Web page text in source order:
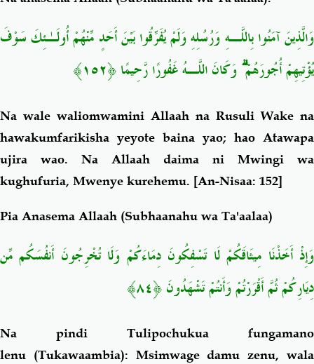
وَالَّذِينَ آمَنُوا بِاللَّـهِ وَرُسُلِهِ وَلَمْ يُفَرِّقُوا بَيْنَ أَحَدٍ مِّنْهُمْ أُولَـٰئِكَ سَوْفَ
يُؤْتِيهِمْ أُجُورَهُمْۗوَكَانَ اللَّـهُ غَفُورًا رَّحِيمًا﴿١٥٢﴾
Na wale waliomwamini Allaah na Rusuli Wake na
hawakumfarikisha yeyote baina yao; hao Atawapa
ujira wao. Na Allaah daima ni Mwingi wa
kughufuria, Mwenye kurehemu. [An-Nisaa: 152]
Pia Anasema Allaah (Subhaanahu wa Ta'aalaa)
وَإِذْ أَخَذْنَا مِيثَاقَكُمْ لَا تَسْفِكُونَ دِمَاءَكُمْ وَلَا تُخْرِجُونَ أَنفُسَكُم مِّن
دِيَارِكُمْ ثُمَّ أَقْرَرْتُمْ وَأَنتُمْ تَشْهَدُونَ ﴿٨٤﴾
Na pindi Tulipochukua fungamano
lenu (Tukawaambia): Msimwage damu zenu, wala